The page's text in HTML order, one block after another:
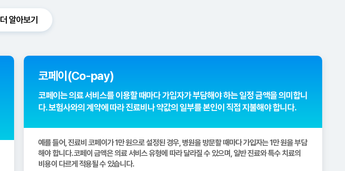
더 알아보기
코페이(Co-pay)
코페이는 의료 서비스를 이용할 때마다 가입자가 부담해야 하는 일정 금액을 의미합니
다. 보험사와의 계약에 따라 진료비나 약값의 일부를 본인이 직접 지불해야 합니다.
예를 들어, 진료비 코페이가 1만 원으로 설정된 경우, 병원을 방문할 때마다 가입자는 1만 원을 부담
해야 합니다. 코페이 금액은 의료 서비스 유형에 따라 달라질 수 있으며, 일반 진료와 특수 치료의
비용이 다르게 적용될 수 있습니다.